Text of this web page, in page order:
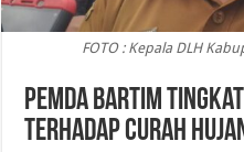
FOTO : Kepala DLH
Pemda Bartim
Terhadap Curah